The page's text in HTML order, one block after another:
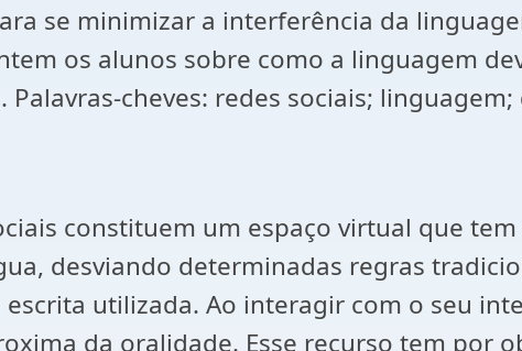
se minimizar a interferência da
os alunos sobre como a linguagem
cheves: redes sociais;
constituem um espaço virtual que
desviando determinadas regras
utilizada. Ao interagir com o seu
da oralidade. Esse recurso tem por